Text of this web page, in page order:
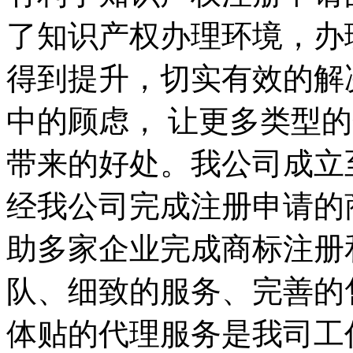
了知识产权办理环境，
得到提升，切实有效的
中的顾虑， 让更多类型
带来的好处。我公司成
经我公司完成注册申请
助多家企业完成商标注
队、细致的服务、完善
体贴的代理服务是我司